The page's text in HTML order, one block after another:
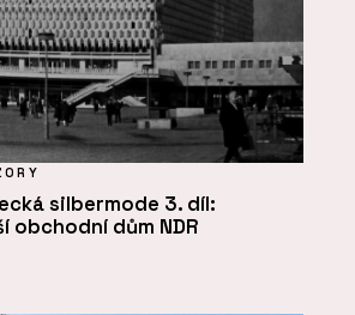
silbermode 3. díl:
obchodní dům NDR